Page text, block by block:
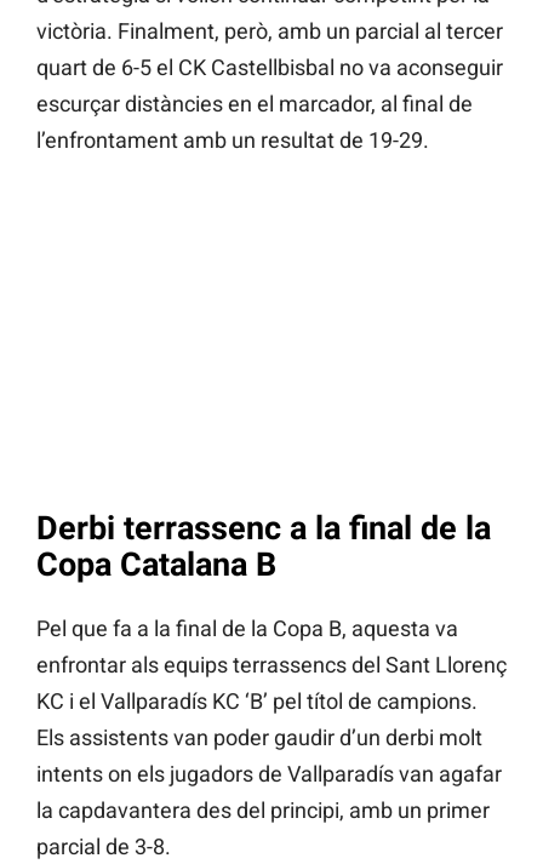
victòria. Finalment, però, amb un parcial al tercer
quart de 6-5 el CK Castellbisbal no va aconseguir
escurçar distàncies en el marcador, al final de
l’enfrontament amb un resultat de 19-29.
Derbi terrassenc a la final de la
Copa Catalana B
Pel que fa a la final de la Copa B, aquesta va
enfrontar als equips terrassencs del Sant Llorenç
KC i el Vallparadís KC ‘B’ pel títol de campions.
Els assistents van poder gaudir d’un derbi molt
intents on els jugadors de Vallparadís van agafar
la capdavantera des del principi, amb un primer
parcial de 3-8.